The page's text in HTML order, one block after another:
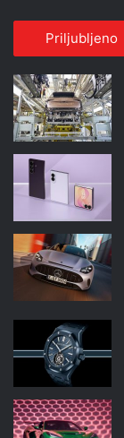
Priljubljeno